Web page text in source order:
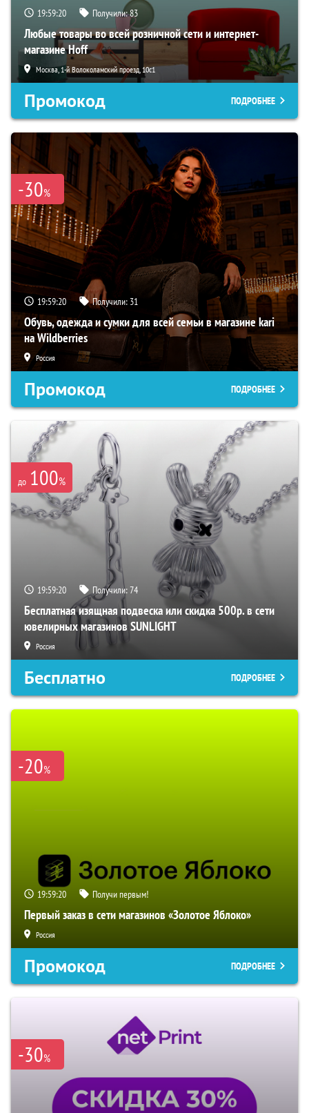
19:59:19 Получили:83
Любые товары во всей розничной сети и интернет-
магазине Hoff
Москва, 1-й Волоколамский проезд, 10с1
Промокод ПОДРОБНЕЕ
-30%
19:59:19 Получили: 31
Обувь, одежда и сумки для всей семьи в магазине kari
на Wildberries
Россия
Промокод ПОДРОБНЕЕ
до 100%
19:59:19 Получили:74
Бесплатная изящная подвеска или скидка 500р. в сети
ювелирных магазинов SUNLIGHT
Россия
Бесплатно ПОДРОБНЕЕ
-20%
19:59:19 Получи первым!
Первый заказ в сети магазинов «Золотое Яблоко»
Россия
Промокод ПОДРОБНЕЕ
-30%